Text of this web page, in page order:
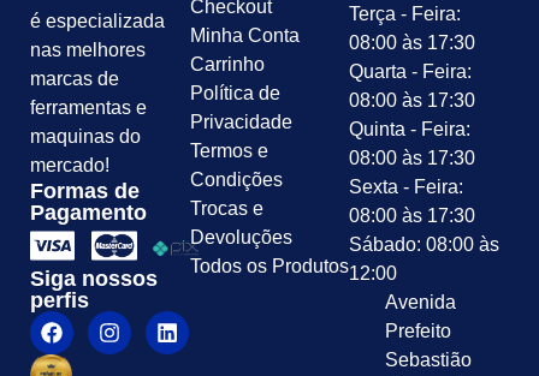
é especializada
nas melhores
marcas de
ferramentas e
maquinas do
mercado!
Formas de
Pagamento
Siga nossos
perfis
Checkout
Minha Conta
Carrinho
Política de
Privacidade
Termos e
Condições
Trocas e
Devoluções
Todos os Produtos
Terça - Feira:
08:00 às 17:30
Quarta - Feira:
08:00 às 17:30
Quinta - Feira:
08:00 às 17:30
Sexta - Feira:
08:00 às 17:30
Sábado: 08:00 às
12:00
Avenida
Prefeito
Sebastião